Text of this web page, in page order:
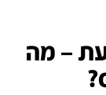
– מה